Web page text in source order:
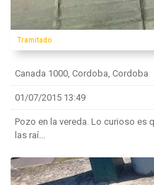
Tramitado
Canada 1000, Cordoba, Cordoba
01/07/2015 13:49
Pozo en la vereda. Lo curioso es
las raí...